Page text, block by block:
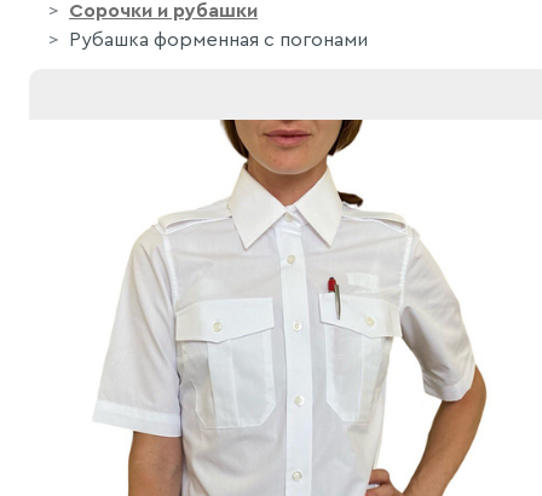
Сорочки и рубашки
Рубашка форменная с погонами